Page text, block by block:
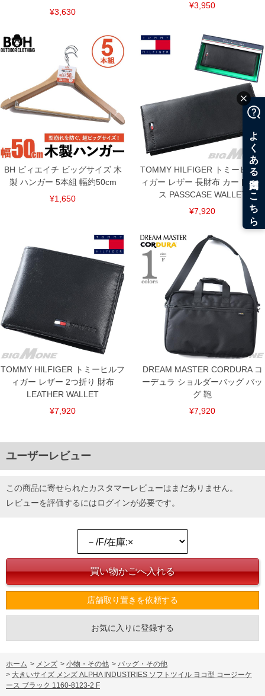
¥3,630
¥3,950
BH ビィエイチ ビッグサイズ 木
製 ハンガー 5本組 幅約50cm
¥1,650
TOMMY HILFIGER トミーヒルフ
ィガー レザー 長財布 カードケー
ス PASSCASE WALLET
¥7,920
TOMMY HILFIGER トミーヒルフ
ィガー レザー 2つ折り 財布
LEATHER WALLET
¥7,920
DREAM MASTER CORDURA コ
ーデュラ ショルダーバッグ バッ
グ 鞄
¥7,920
ユーザーレビュー
この商品に寄せられたカスタマーレビューはまだありません。
レビューを評価するにはログインが必要です。
店舗取り置きを依頼する
お気に入りに登録する
ホーム > メンズ > 小物・その他 > バッグ・その他
> 大きいサイズ メンズ ALPHA INDUSTRIES ソフトツイル ヨコ型 コージーケ
ース ブラック 1160-8123-2 F